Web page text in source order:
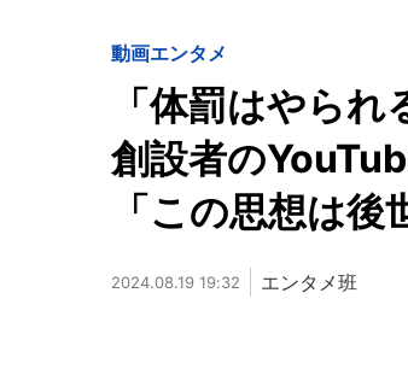
動画エンタメ
「体罰はやら
創設者の
「この思想は後
2024.08.19 19:32 エンタメ班